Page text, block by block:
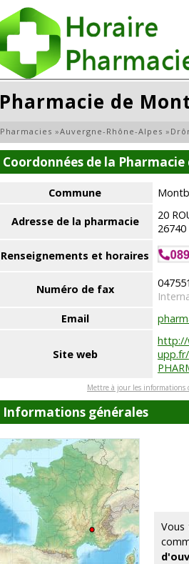
Pharmacie de
Pharmacies »Auvergne-Rhône-Alpes »
Coordonnées de la
Commune
Adresse de la pharmacie
20
26740
Renseignements et horaires
Numéro de fax
Email
Site web
http://
Mettre à jour les informations
Informations générales